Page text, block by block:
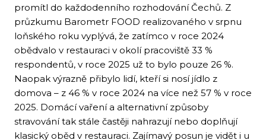
promítl do každodenního rozhodování Čechů. Z
průzkumu Barometr FOOD realizovaného v srpnu
loňského roku vyplývá, že zatímco v roce 2024
obědvalo v restauraci v okolí pracoviště 33 %
respondentů, v roce 2025 už to bylo pouze 26 %.
Naopak výrazně přibylo lidí, kteří si nosí jídlo z
domova – z 46 % v roce 2024 na více než 57 % v roce
2025. Domácí vaření a alternativní způsoby
stravování tak stále častěji nahrazují nebo doplňují
klasický oběd v restauraci. Zajímavý posun je vidět i u